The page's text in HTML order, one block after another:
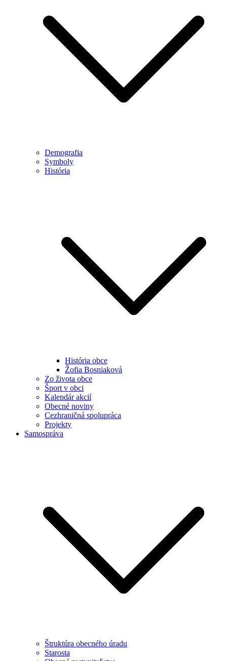
Demografia
Symboly
História
História obce
Žofia Bosniaková
Zo života obce
Šport v obci
Kalendár akcií
Obecné noviny
Cezhraničná spolupráca
Projekty
Samospráva
Štruktúra obecného úradu
Starosta